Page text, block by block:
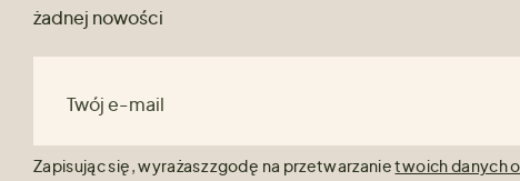
żadnej nowości
Twój e-mail
Zapisując się, wyrażasz zgodę na przetwarzanietwoich danych